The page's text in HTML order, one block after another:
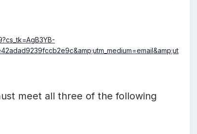
meet all three of the following